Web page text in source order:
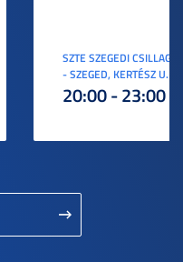
SZTE SZEGEDI
- SZEGED, KERTÉSZ U. 3.
20:00 - 23:00